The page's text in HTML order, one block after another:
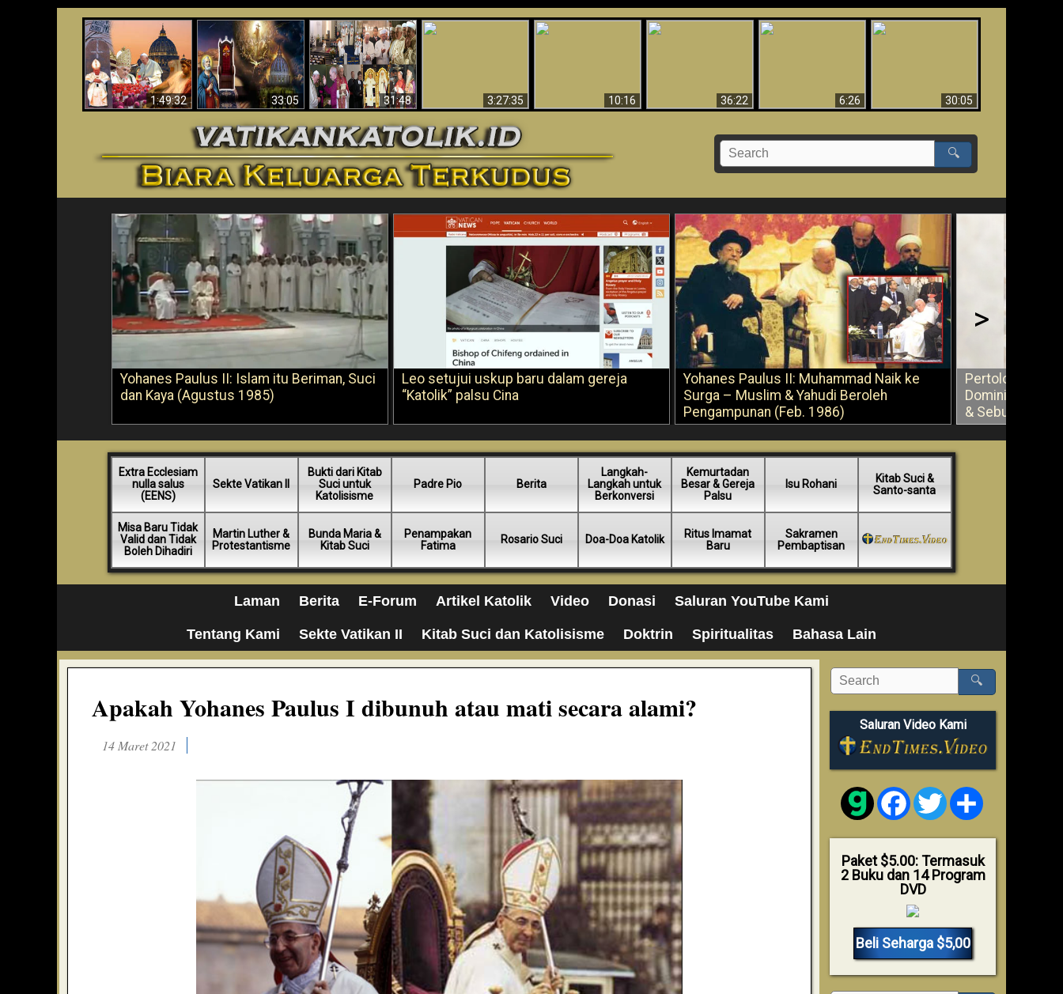
1:49:32
Wahyu di Vatikan
Sekarang
33:05
Apakah Alkitab
Memprediksikan 70
Tahun Tanpa
Seorang Paus?
31:48
Vatikan II Adalah
Agama Baru
3:27:35
Video (Edisi Final)
10:16
36:22
6:26
30:05
🔍
Yohanes Paulus II: Islam itu Beriman, Suci
dan Kaya (Agustus 1985)
Leo setujui uskup baru dalam gereja
“Katolik” palsu Cina
Yohanes Paulus II: Muhammad Naik ke
Surga – Muslim & Yahudi Beroleh
Pengampunan (Feb. 1986)
Pertolongan
Dominikus
& Sebuah Saran
>
Extra Ecclesiam
nulla salus
(EENS)
Sekte Vatikan II
Bukti dari Kitab
Suci untuk
Katolisisme
Padre Pio Berita
Langkah-
Langkah untuk
Berkonversi
Kemurtadan
Besar & Gereja
Palsu
Isu Rohani
Kitab Suci &
Santo-santa
Misa Baru Tidak
Valid dan Tidak
Boleh Dihadiri
Martin Luther &
Protestantisme
Bunda Maria &
Kitab Suci
Penampakan
Fatima
Rosario Suci Doa-Doa Katolik
Ritus Imamat
Baru
Sakramen
Pembaptisan
Laman Berita E-Forum Artikel Katolik Video Donasi Saluran YouTube Kami
Tentang Kami Sekte Vatikan II Kitab Suci dan Katolisisme Doktrin Spiritualitas Bahasa Lain
Apakah Yohanes Paulus I dibunuh atau mati secara alami?
14 Maret 2021
🔍
Saluran Video Kami
FacebookTwitter
Paket $5.00: Termasuk
2 Buku dan 14 Program
DVD
Beli Seharga $5,00